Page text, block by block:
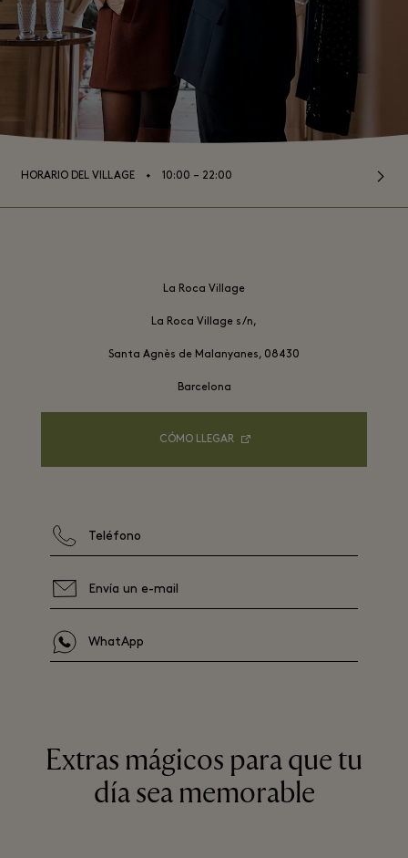
HORARIO DEL VILLAGE ⬩ 10:00 – 22:00
La Roca Village
La Roca Village s/n,
Santa Agnès de Malanyanes, 08430
Barcelona
CÓMO LLEGAR
Teléfono
Envía un e-mail
WhatApp
Extras mágicos para que tu
día sea memorable